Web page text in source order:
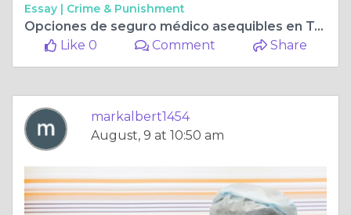
Essay | Crime & Punishment
Opciones de seguro médico asequibles en Texas: navegando por el mercado
Like 0
Comment Share
markalbert1454
August, 9 at 10:50 am